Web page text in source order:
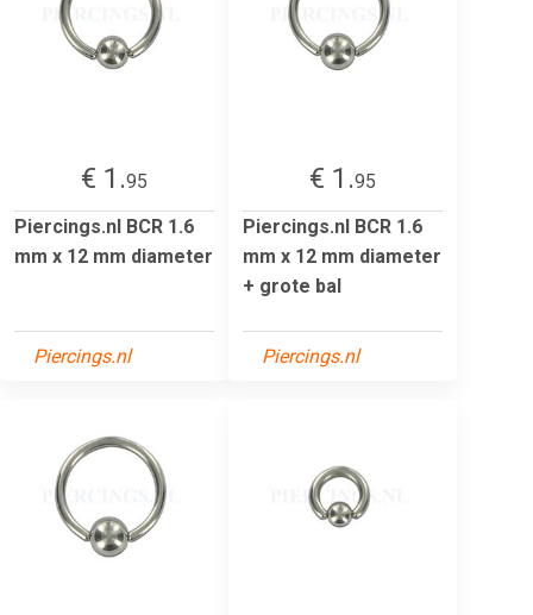
€ 1.95
Piercings.nl BCR 1.6
mm x 12 mm diameter
Piercings.nl
€ 1.95
Piercings.nl BCR 1.6
mm x 12 mm diameter
+ grote bal
Piercings.nl